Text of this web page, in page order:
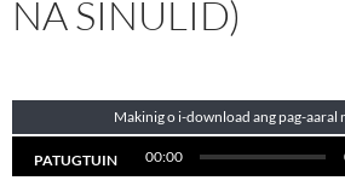
NA SINULID)
Makinig o i-download ang pag-aaral
PATUGTUIN 00:00